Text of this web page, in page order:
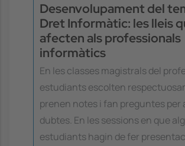
Desenvolupament del
Dret Informàtic: les lleis
afecten als professionals
informàtics
En les classes magistrals del
estudiants escolten
prenen notes i fan preguntes per
dubtes. En les sessions en que
estudiants hagin de fer